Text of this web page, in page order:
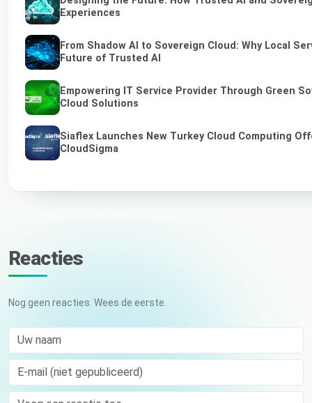
Experiences
From Shadow AI to Sovereign Cloud: Why Local
Future of Trusted AI
Empowering IT Service Provider Through Green
Cloud Solutions
Siaflex Launches New Turkey Cloud Computing
CloudSigma
Reacties
Nog geen reacties. Wees de eerste.
Uw naam
E-mail (niet gepubliceerd)
Comment